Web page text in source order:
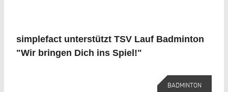
simplefact unterstützt TSV Lauf Badminton
"Wir bringen Dich ins Spiel!"
BADMINTON